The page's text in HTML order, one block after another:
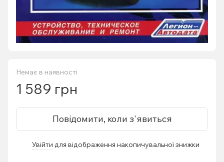
Немає в наявності
1 589 грн
Повідомити, коли з'явиться
Увійти для відображення накопичувальної знижки